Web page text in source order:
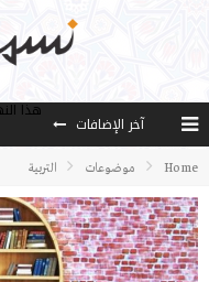
آخر الإضافات
مصادر
Home موضوعات التربية